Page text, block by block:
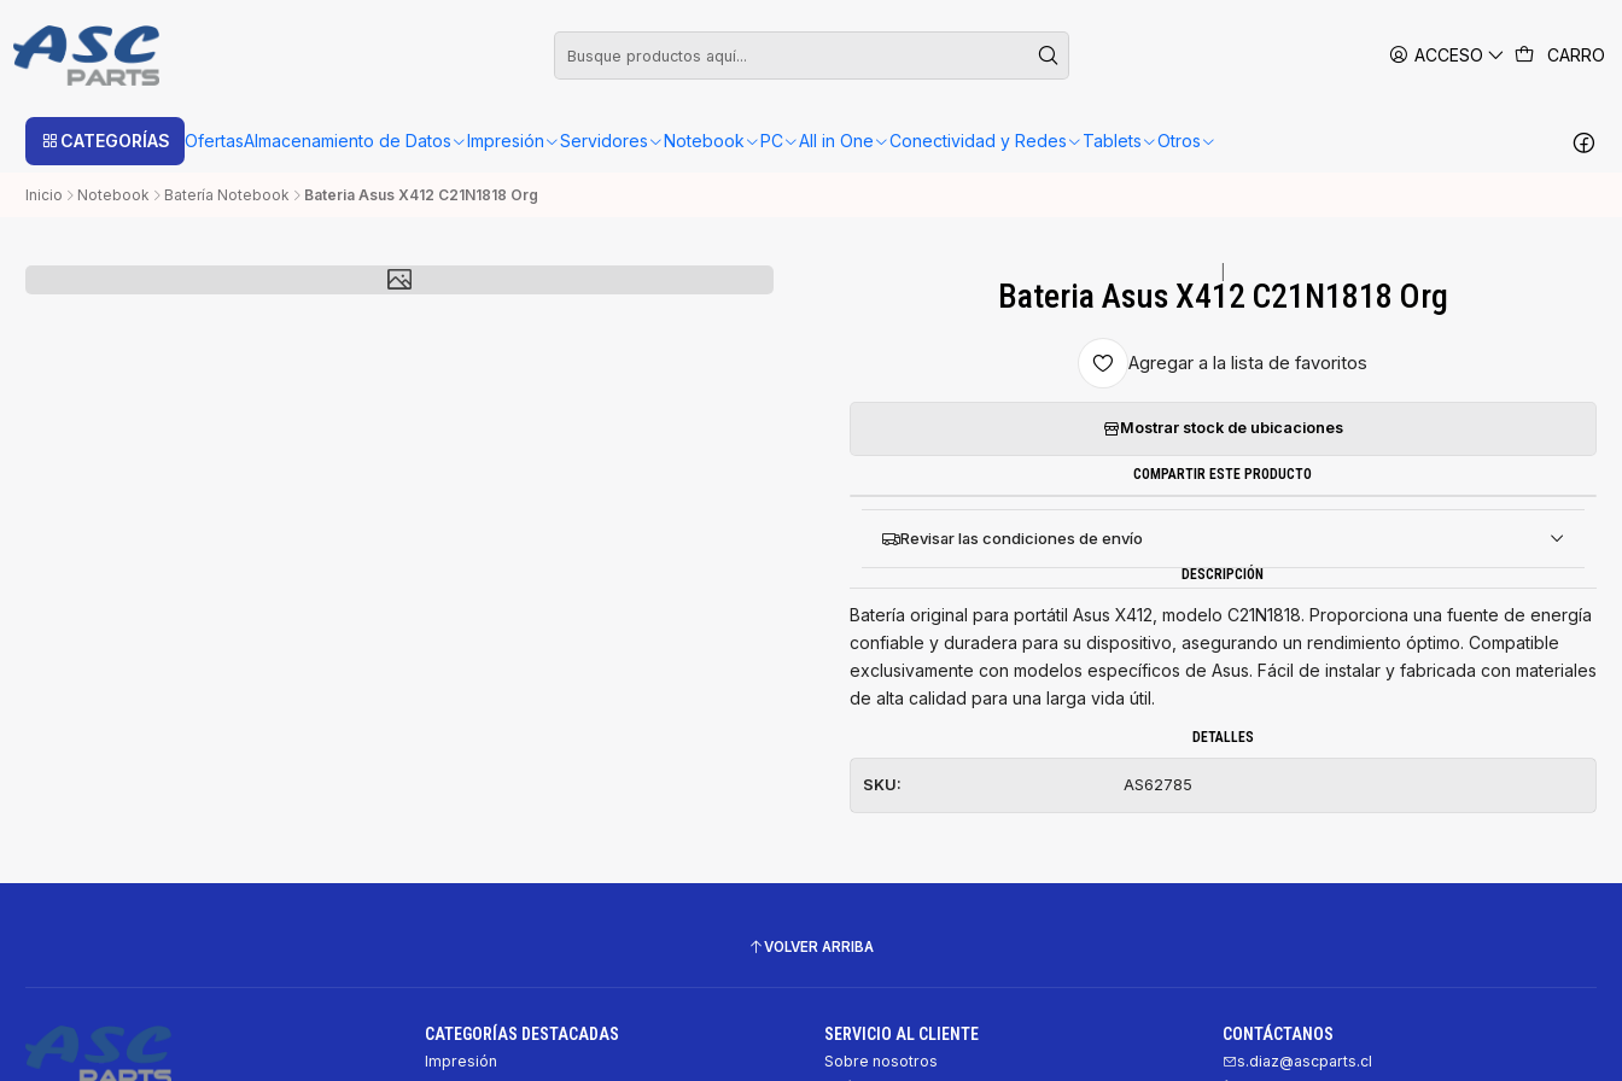
ACCESO CARRO
CATEGORÍAS OfertasAlmacenamiento de Datos Impresión Servidores Notebook PC All in One Conectividad y Redes Tablets Otros
Estimado cliente: Una vez su compra sea procesada con Boleta o Factura, la confirmación de retiro o envío se gestionará dentro de las siguientes 24-48 horas hábiles en Santiago.
Inicio Notebook Batería Notebook Bateria Asus X412 C21N1818 Org
Bateria Asus X412 C21N1818 Org
Agregar a la lista de favoritos
Mostrar stock de ubicaciones
COMPARTIR ESTE PRODUCTO
Revisar las condiciones de envío
DESCRIPCIÓN
Batería original para portátil Asus X412, modelo C21N1818. Proporciona una fuente de energía
confiable y duradera para su dispositivo, asegurando un rendimiento óptimo. Compatible
exclusivamente con modelos específicos de Asus. Fácil de instalar y fabricada con materiales
de alta calidad para una larga vida útil.
DETALLES
SKU: AS62785
VOLVER ARRIBA
CATEGORÍAS DESTACADAS
Impresión
SERVICIO AL CLIENTE
Sobre nosotros
CONTÁCTANOS
s.diaz@ascparts.cl